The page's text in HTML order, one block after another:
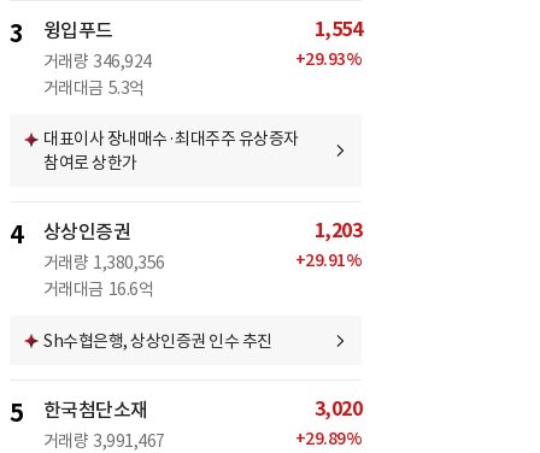
3 윙입푸드
거래량 346,924
거래대금 5.3억
1,554
+29.93%
대표이사 장내매수·최대주주 유상증자
참여로 상한가
4 상상인증권
거래량 1,380,356
거래대금 16.6억
1,203
+29.91%
Sh수협은행, 상상인증권 인수 추진
5 한국첨단소재
거래량 3,991,467
3,020
+29.89%